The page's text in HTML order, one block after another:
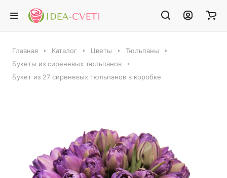
Главная Каталог Цветы
Тюльпаны
Букеты из сиреневых тюльпанов
Букет из 27 сиреневых тюльпанов в коробке